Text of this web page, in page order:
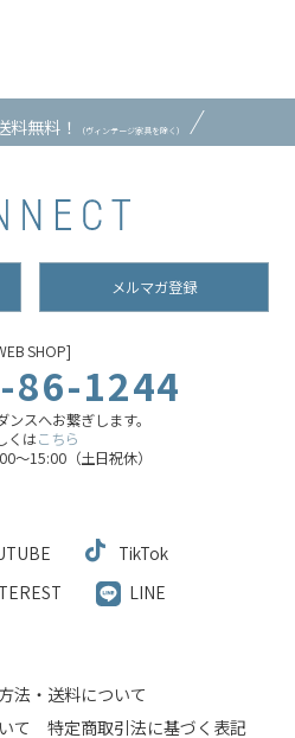
料無料！ （ヴィンテージ家具を除く）
メルマガ登録
SHOP]
86-1244
ンスへお繋ぎします。
くはこちら
～15:00（土日祝休）
TikTok
LINE
法・送料について
て 特定商取引法に基づく表記